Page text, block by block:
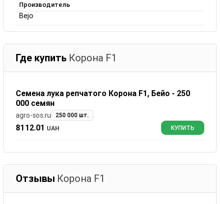
Производитель
Bejo
Где купить Корона F1
Семена лука репчатого Корона F1, Бейо - 250
000 семян
agro-sos.ru 250 000 шт.
8112.01 UAH КУПИТЬ
Отзывы Корона F1